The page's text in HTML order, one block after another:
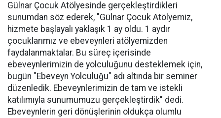
Gülnar Çocuk Atölyesinde gerçekleştirdikleri
sunumdan söz ederek, "Gülnar Çocuk Atölyemiz,
hizmete başlayalı yaklaşık 1 ay oldu. 1 aydır
çocuklarımız ve ebeveynleri atölyemizden
faydalanmaktalar. Bu süreç içerisinde
ebeveynlerimizin de yolculuğunu desteklemek için,
bugün "Ebeveyn Yolculuğu" adı altında bir seminer
düzenledik. Ebeveynlerimizin de tam ve istekli
katılımıyla sunumumuzu gerçekleştirdik" dedi.
Ebeveynlerin geri dönüşlerinin oldukça olumlu